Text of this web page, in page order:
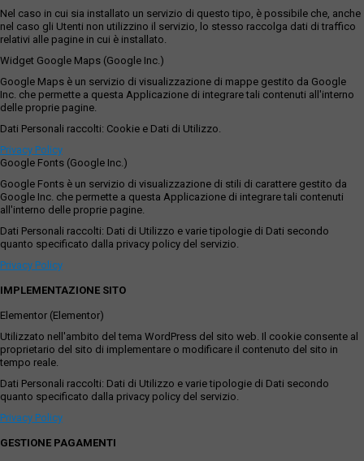
Nel caso in cui sia installato un servizio di questo tipo, è possibile che, anche
nel caso gli Utenti non utilizzino il servizio, lo stesso raccolga dati di traffico
relativi alle pagine in cui è installato.
Widget Google Maps (Google Inc.)
Google Maps è un servizio di visualizzazione di mappe gestito da Google
Inc. che permette a questa Applicazione di integrare tali contenuti all'interno
delle proprie pagine.
Dati Personali raccolti: Cookie e Dati di Utilizzo.
Privacy Policy
Google Fonts (Google Inc.)
Google Fonts è un servizio di visualizzazione di stili di carattere gestito da
Google Inc. che permette a questa Applicazione di integrare tali contenuti
all'interno delle proprie pagine.
Dati Personali raccolti: Dati di Utilizzo e varie tipologie di Dati secondo
quanto specificato dalla privacy policy del servizio.
Privacy Policy
IMPLEMENTAZIONE SITO
Elementor (Elementor)
Utilizzato nell'ambito del tema WordPress del sito web. Il cookie consente al
proprietario del sito di implementare o modificare il contenuto del sito in
tempo reale.
Dati Personali raccolti: Dati di Utilizzo e varie tipologie di Dati secondo
quanto specificato dalla privacy policy del servizio.
Privacy Policy
GESTIONE PAGAMENTI